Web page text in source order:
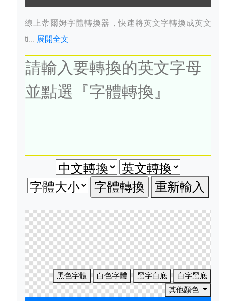
線上蒂爾姆字體轉換器，快速將英文字轉換成英文
ti... 展開全文
重新輸入
黑色字體 白色字體 黑字白底
白字黑底
其他顏色